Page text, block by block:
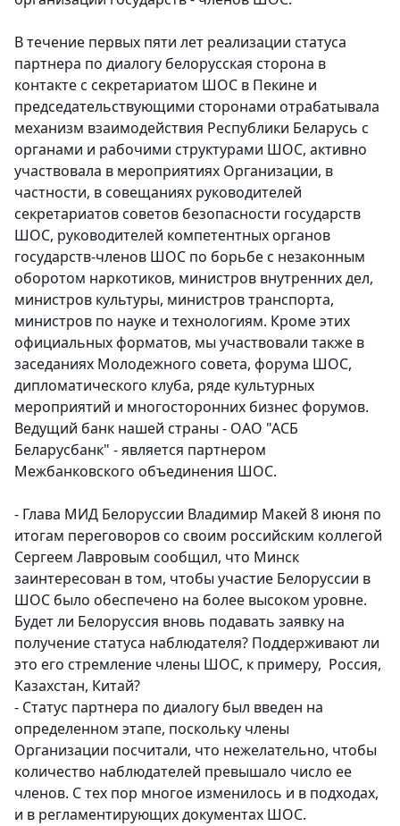
В течение первых пяти лет реализации статуса
партнера по диалогу белорусская сторона в
контакте с секретариатом ШОС в Пекине и
председательствующими сторонами отрабатывала
механизм взаимодействия Республики Беларусь с
органами и рабочими структурами ШОС, активно
участвовала в мероприятиях Организации, в
частности, в совещаниях руководителей
секретариатов советов безопасности государств
ШОС, руководителей компетентных органов
государств-членов ШОС по борьбе с незаконным
оборотом наркотиков, министров внутренних дел,
министров культуры, министров транспорта,
министров по науке и технологиям. Кроме этих
официальных форматов, мы участвовали также в
заседаниях Молодежного совета, форума ШОС,
дипломатического клуба, ряде культурных
мероприятий и многосторонних бизнес форумов.
Ведущий банк нашей страны - ОАО "АСБ
Беларусбанк" - является партнером
Межбанковского объединения ШОС.
- Глава МИД Белоруссии Владимир Макей 8 июня по
итогам переговоров со своим российским коллегой
Сергеем Лавровым сообщил, что Минск
заинтересован в том, чтобы участие Белоруссии в
ШОС было обеспечено на более высоком уровне.
Будет ли Белоруссия вновь подавать заявку на
получение статуса наблюдателя? Поддерживают ли
это его стремление члены ШОС, к примеру, Россия,
Казахстан, Китай?
- Статус партнера по диалогу был введен на
определенном этапе, поскольку члены
Организации посчитали, что нежелательно, чтобы
количество наблюдателей превышало число ее
членов. С тех пор многое изменилось и в подходах,
и в регламентирующих документах ШОС.